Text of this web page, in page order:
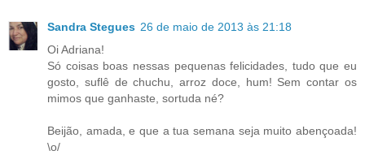
Sandra Stegues 26 de maio de 2013 às 21:18
Oi Adriana!
Só coisas boas nessas pequenas felicidades, tudo que eu
gosto, suflê de chuchu, arroz doce, hum! Sem contar os
mimos que ganhaste, sortuda né?
Beijão, amada, e que a tua semana seja muito abençoada!
\o/